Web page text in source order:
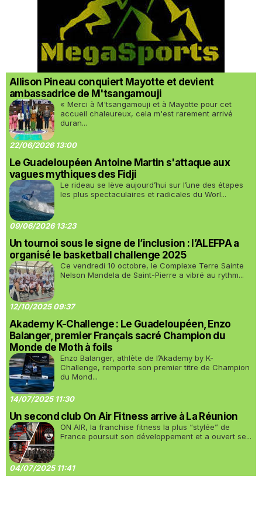
Allison Pineau conquiert Mayotte et devient
ambassadrice de M'tsangamouji
« Merci à M'tsangamouji et à Mayotte pour cet
accueil chaleureux, cela m'est rarement arrivé
duran...
22/06/2026 13:00
Le Guadeloupéen Antoine Martin s'attaque aux
vagues mythiques des Fidji
Le rideau se lève aujourd’hui sur l’une des étapes
les plus spectaculaires et radicales du Worl...
09/06/2026 13:23
Un tournoi sous le signe de l’inclusion : l’ALEFPA a
organisé le basketball challenge 2025
Ce vendredi 10 octobre, le Complexe Terre Sainte
Nelson Mandela de Saint-Pierre a vibré au rythm...
12/10/2025 09:37
Akademy K-Challenge : Le Guadeloupéen, Enzo
Balanger, premier Français sacré Champion du
Monde de Moth à foils
Enzo Balanger, athlète de l’Akademy by K-
Challenge, remporte son premier titre de Champion
du Mond...
14/07/2025 11:30
Un second club On Air Fitness arrive à La Réunion
ON AIR, la franchise fitness la plus “stylée” de
France poursuit son développement et a ouvert se...
04/07/2025 11:41